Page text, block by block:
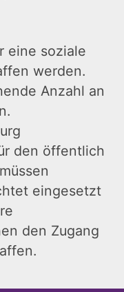
eine soziale
werden.
Anzahl an
den öffentlich
eingesetzt
den Zugang